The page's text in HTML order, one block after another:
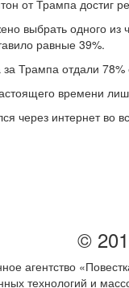
от Трампа достиг
выбрать одного из
равные 39%.
за Трампа отдали
времени
через интернет
©
агентство
технологий и